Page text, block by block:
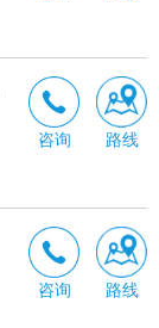
咨询 路线
咨询 路线